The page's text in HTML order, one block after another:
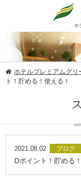
ホ
ホテルプレミアムグリ
ト！貯める！使える！
2021.08.02 ブログ
Dポイント！貯める